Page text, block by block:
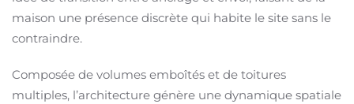
maison une présence discrète qui habite le site sans le
contraindre.
Composée de volumes emboîtés et de toitures
multiples, l’architecture génère une dynamique spatiale